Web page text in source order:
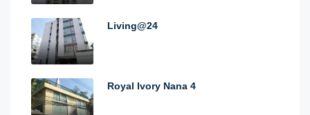
Living@24
Royal Ivory Nana 4